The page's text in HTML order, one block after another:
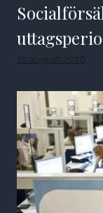
10 augusti 2026